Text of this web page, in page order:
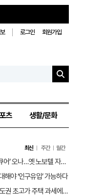
로그인 회원가입
츠 생활/문화
최신 주간 월간
동성로에 글로벌 호텔 ‘그랜드 머큐어’ 오나…옛 노보텔 자리 사무실 개설
해야 ‘인구유입’ 가능하다
[부동산 세제개편안 뜯어보니] 수도권 초고가 주택 과세에만 초점…침체된 지방 부동산 대책은 없다